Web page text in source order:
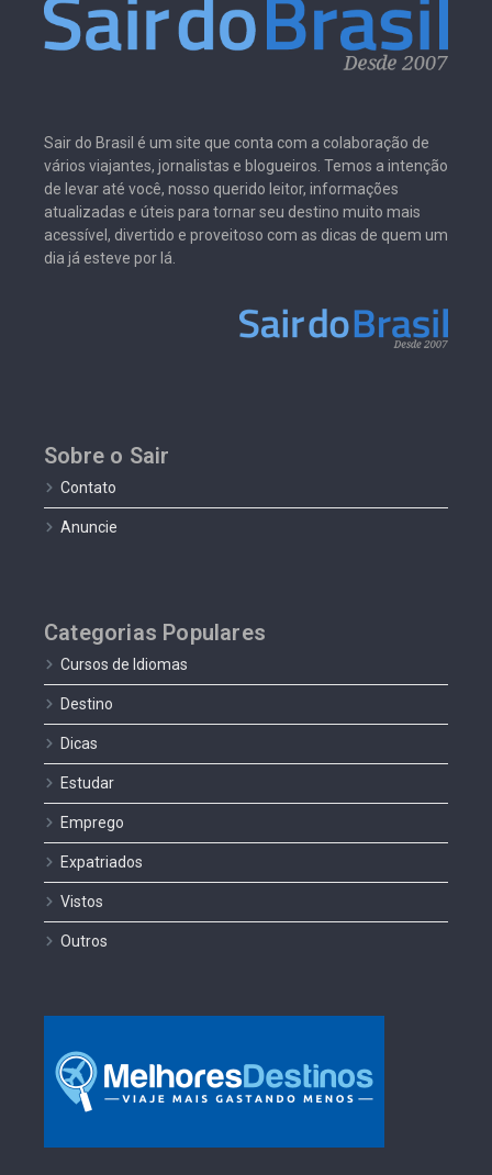
Sair do Brasil é um site que conta com a colaboração de
vários viajantes, jornalistas e blogueiros. Temos a intenção
de levar até você, nosso querido leitor, informações
atualizadas e úteis para tornar seu destino muito mais
acessível, divertido e proveitoso com as dicas de quem um
dia já esteve por lá.
Sobre o Sair
Contato
Anuncie
Categorias Populares
Cursos de Idiomas
Destino
Dicas
Estudar
Emprego
Expatriados
Vistos
Outros